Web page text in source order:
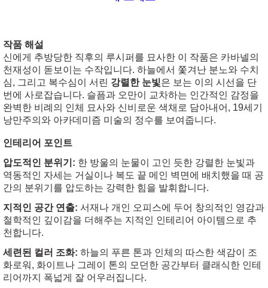
작품 해설
신에게 추방당한 직후의 루시퍼를 묘사한 이 작품은 카바넬의
천재성이 돋보이는 수작입니다. 하늘에서 쫓겨난 분노와 수치
심, 그리고 복수심이 서린 강렬한 눈빛은 보는 이의 시선을 단
번에 사로잡습니다. 슬픔과 오만이 교차하는 인간적인 감정을
완벽한 비례의 인체 묘사와 신비로운 색채로 담아내어, 19세기
낭만주의와 아카데미즘 미술의 정수를 보여줍니다.
인테리어 포인트
압도적인 분위기: 한 방울의 눈물이 고인 듯한 강렬한 눈빛과
역동적인 자세는 거실이나 복도 끝 메인 벽면에 배치했을 때 공
간의 분위기를 압도하는 강력한 힘을 발휘합니다.
지적인 공간 연출: 서재나 개인 오피스에 두어 창의적인 영감과
철학적인 깊이감을 더해주는 지적인 인테리어 아이템으로 추
천합니다.
세련된 컬러 조화: 하늘의 푸른 톤과 인체의 따스한 색감이 조
화로워, 화이트나 그레이 톤의 모던한 공간부터 클래식한 인테
리어까지 폭넓게 잘 어우러집니다.